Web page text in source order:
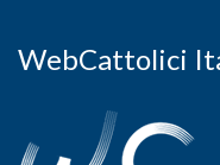
WebCattolici